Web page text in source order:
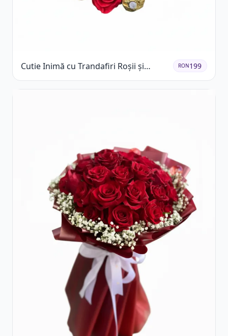
Cutie Inimă cu Trandafiri Roșii și
Ferrero Rocher
RON199